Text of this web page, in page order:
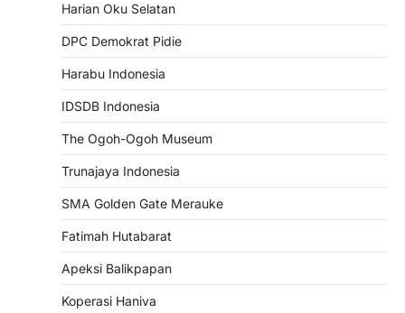
Harian Oku Selatan
DPC Demokrat Pidie
Harabu Indonesia
IDSDB Indonesia
The Ogoh-Ogoh Museum
Trunajaya Indonesia
SMA Golden Gate Merauke
Fatimah Hutabarat
Apeksi Balikpapan
Koperasi Haniva